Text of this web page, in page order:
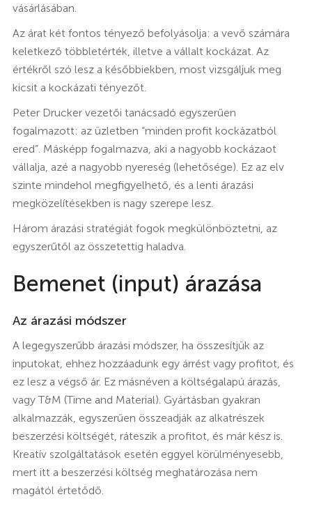
vásárlásában.
Az árat két fontos tényező befolyásolja: a vevő számára
keletkező többletérték, illetve a vállalt kockázat. Az
értékről szó lesz a későbbiekben, most vizsgáljuk meg
kicsit a kockázati tényezőt.
Peter Drucker vezetői tanácsadó egyszerűen
fogalmazott: az üzletben “minden profit kockázatból
ered”. Másképp fogalmazva, aki a nagyobb kockázaot
vállalja, azé a nagyobb nyereség (lehetősége). Ez az elv
szinte mindehol megfigyelhető, és a lenti árazási
megközelítésekben is nagy szerepe lesz.
Három árazási stratégiát fogok megkülönböztetni, az
egyszerűtől az összetettig haladva.
Bemenet (input) árazása
Az árazási módszer
A legegyszerűbb árazási módszer, ha összesítjük az
inputokat, ehhez hozzáadunk egy árrést vagy profitot, és
ez lesz a végső ár. Ez másnéven a költségalapú árazás,
vagy T&M (Time and Material). Gyártásban gyakran
alkalmazzák, egyszerűen összeadják az alkatrészek
beszerzési költségét, ráteszik a profitot, és már kész is.
Kreatív szolgáltatások esetén eggyel körülményesebb,
mert itt a beszerzési költség meghatározása nem
magától értetődő.